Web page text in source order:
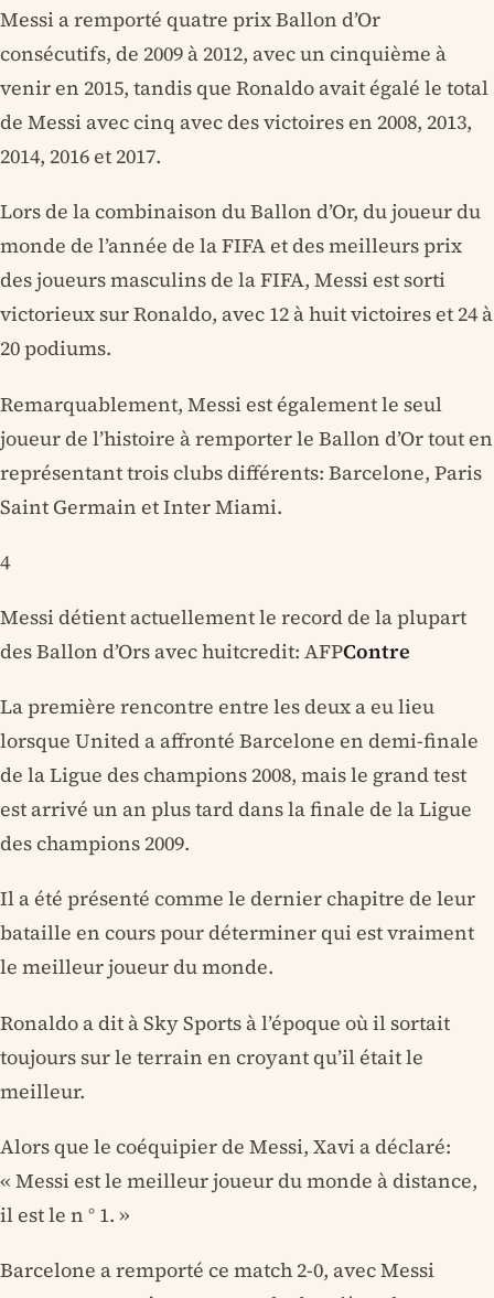
Messi a remporté quatre prix Ballon d’Or
consécutifs, de 2009 à 2012, avec un cinquième à
venir en 2015, tandis que Ronaldo avait égalé le total
de Messi avec cinq avec des victoires en 2008, 2013,
2014, 2016 et 2017.
Lors de la combinaison du Ballon d’Or, du joueur du
monde de l’année de la FIFA et des meilleurs prix
des joueurs masculins de la FIFA, Messi est sorti
victorieux sur Ronaldo, avec 12 à huit victoires et 24 à
20 podiums.
Remarquablement, Messi est également le seul
joueur de l’histoire à remporter le Ballon d’Or tout en
représentant trois clubs différents: Barcelone, Paris
Saint Germain et Inter Miami.
4
Messi détient actuellement le record de la plupart
des Ballon d’Ors avec huitcredit: AFPContre
La première rencontre entre les deux a eu lieu
lorsque United a affronté Barcelone en demi-finale
de la Ligue des champions 2008, mais le grand test
est arrivé un an plus tard dans la finale de la Ligue
des champions 2009.
Il a été présenté comme le dernier chapitre de leur
bataille en cours pour déterminer qui est vraiment
le meilleur joueur du monde.
Ronaldo a dit à Sky Sports à l’époque où il sortait
toujours sur le terrain en croyant qu’il était le
meilleur.
Alors que le coéquipier de Messi, Xavi a déclaré:
« Messi est le meilleur joueur du monde à distance,
il est le n ° 1. »
Barcelone a remporté ce match 2-0, avec Messi